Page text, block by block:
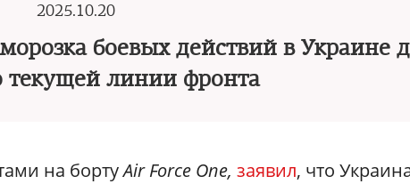
2025.10.20
боевых действий в Украине
текущей линии фронта
на бортуAir Force One, заявил, что